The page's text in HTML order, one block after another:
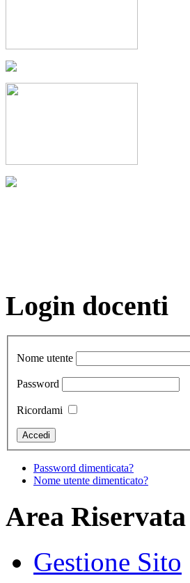
Login docenti
Nome utente
Password
Ricordami
Password dimenticata?
Nome utente dimenticato?
Area Riservata
Gestione Sito